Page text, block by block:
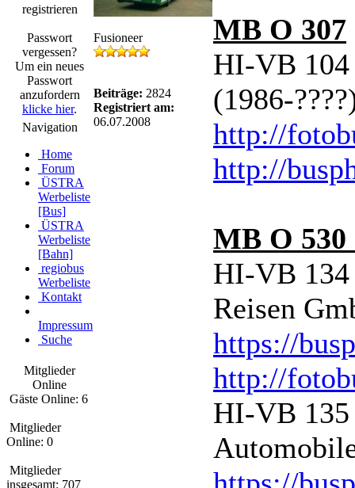
registrieren
Passwort
vergessen?
Um ein neues
Passwort
anzufordern
klicke hier.
Navigation
Home
Forum
ÜSTRA
Werbeliste
[Bus]
ÜSTRA
Werbeliste
[Bahn]
regiobus
Werbeliste
Kontakt
Impressum
Suche
Mitglieder
Online
Gäste Online: 6
Mitglieder
Online: 0
Mitglieder
insgesamt: 707
Fusioneer
Beiträge: 2824
Registriert am:
06.07.2008
MB O 307
HI-VB 104
(1986-
http://
http://
MB O
HI-VB 134
Reisen
https://
http://
HI-VB 135